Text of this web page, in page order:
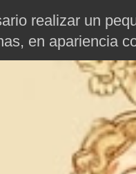
realizar un
en apariencia